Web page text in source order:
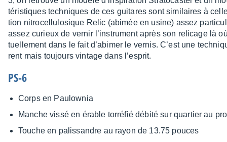
té­ris­tiques tech­niques de ces guitares sont simi­laires à
tion nitro­cel­lu­lo­sique Relic (abimée en usine) assez
assez curieux de vernir l’ins­tru­ment après son reli­cage là
tuel­le­ment dans le fait d’abi­mer le vernis. C’est une
rent mais toujours vintage dans l’es­prit.
PS-6
Corps en Paulow­nia
Manche vissé en érable torré­fié débité sur quar­tier au
Touche en palis­sandre au rayon de 13.75 pouces